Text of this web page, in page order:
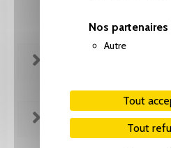
Nos partenaires
Autre
Tout
Tout
EXTRAITS